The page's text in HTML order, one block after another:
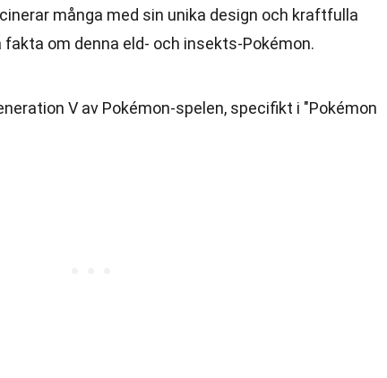
många med sin unika design och kraftfulla
om denna eld- och insekts-Pokémon.
V av Pokémon-spelen, specifikt i "Pokémon